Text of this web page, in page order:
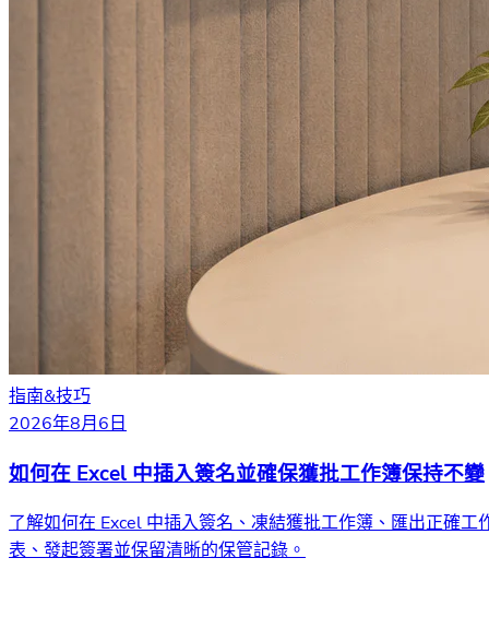
指南&技巧
2026年8月6日
如何在 Excel 中插入簽名並確保獲批工作簿保持不變
了解如何在 Excel 中插入簽名、凍結獲批工作簿、匯出正確工
表、發起簽署並保留清晰的保管記錄。